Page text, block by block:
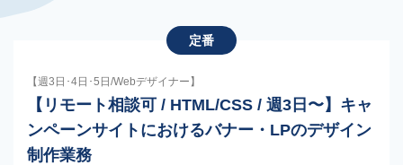
定番
【週3日･4日･5日/Webデザイナー】
【リモート相談可 / HTML/CSS / 週3日〜】キャ
ンペーンサイトにおけるバナー・LPのデザイン
制作業務